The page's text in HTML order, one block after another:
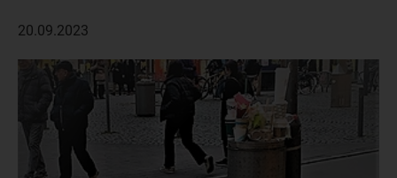
20.09.2023